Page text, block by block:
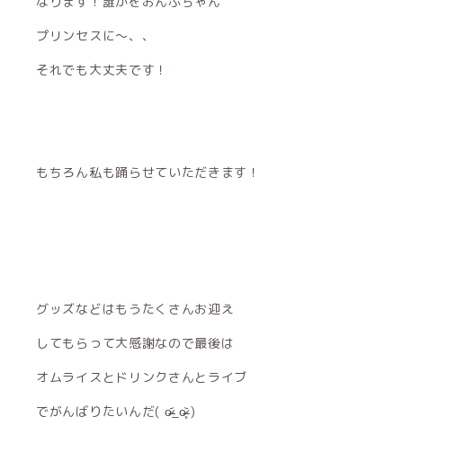
プリンセスに〜、、
それでも大丈夫です！
もちろん私も踊らせていただきます！
グッズなどはもうたくさんお迎え
してもらって大感謝なので最後は
オムライスとドリンクさんとライブ
でがんばりたいんだ( o̴̶̷᷄_o̴̶̷̥᷅ )